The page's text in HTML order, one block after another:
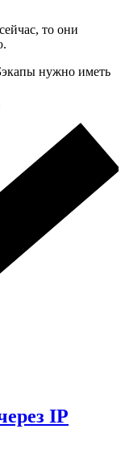
то они
нужно иметь
IP